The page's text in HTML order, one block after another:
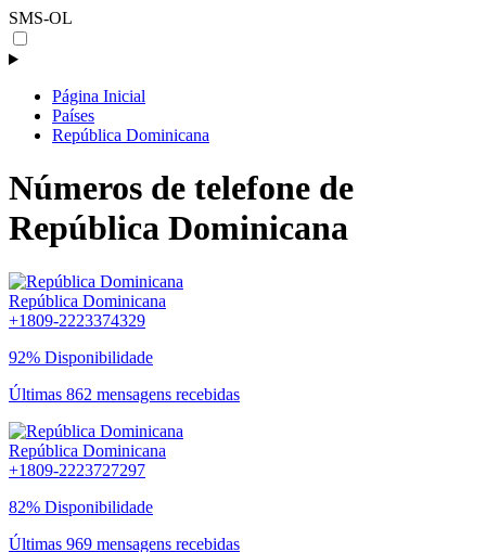
SMS-OL
Página Inicial
Países
República Dominicana
Números de telefone de
República Dominicana
República Dominicana
+1809-2223374329
92% Disponibilidade
Últimas 862 mensagens recebidas
República Dominicana
+1809-2223727297
82% Disponibilidade
Últimas 969 mensagens recebidas